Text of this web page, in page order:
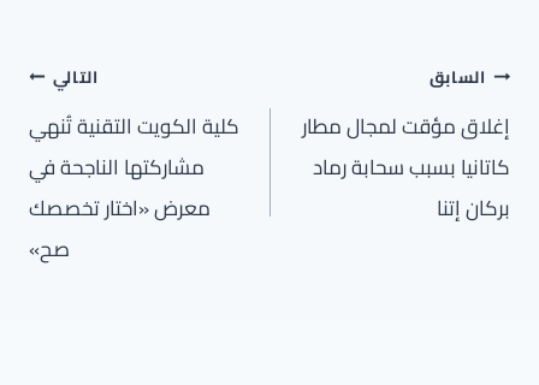
تصفّح
المقالات
السابق
إغلاق مؤقت لمجال مطار
كاتانيا بسبب سحابة رماد
بركان إتنا
التالي
كلية الكويت التقنية تُنهي
مشاركتها الناجحة في
معرض «اختار تخصصك
صح»